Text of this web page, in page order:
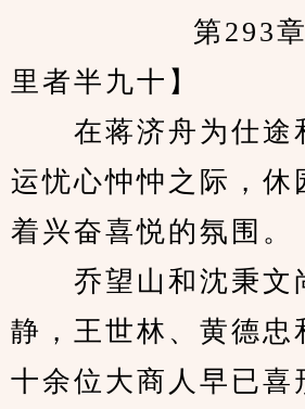
里者半九十】
在蒋济舟为仕途
运忧心忡忡之际，休
着兴奋喜悦的氛围。
乔望山和沈秉文
静，王世林、黄德忠
十余位大商人早已喜